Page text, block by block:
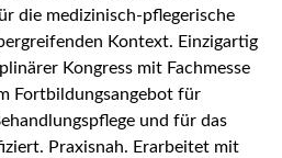
die medizinisch-pflegerische
Kontext. Einzigartig
Kongress mit Fachmesse
Fortbildungsangebot für
und für das
Praxisnah. Erarbeitet mit